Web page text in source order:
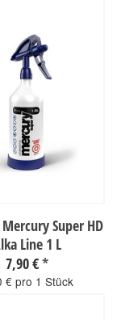
Mercury Super HD
Line 1 L
7,90 €*
€ pro 1 Stück